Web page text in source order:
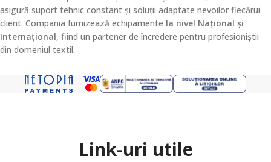
asigură suport tehnic constant și soluții adaptate nevoilor fiecărui
client. Compania furnizează echipamente la nivel Național și
Internațional, fiind un partener de încredere pentru profesioniștii
din domeniul textil.
Link-uri utile